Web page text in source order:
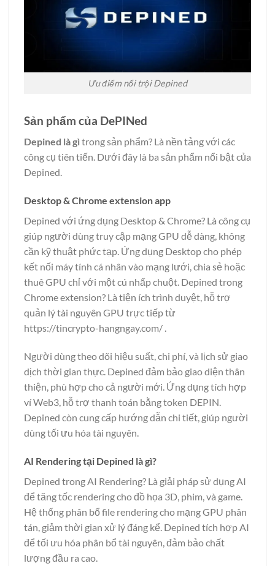
Ưu điểm nổi trội Depined
Sản phẩm của DePINed
Depined là gì trong sản phẩm? Là nền tảng với các
công cụ tiên tiến. Dưới đây là ba sản phẩm nổi bật của
Depined.
Desktop & Chrome extension app
Depined với ứng dụng Desktop & Chrome? Là công cụ
giúp người dùng truy cập mạng GPU dễ dàng, không
cần kỹ thuật phức tạp. Ứng dụng Desktop cho phép
kết nối máy tính cá nhân vào mạng lưới, chia sẻ hoặc
thuê GPU chỉ với một cú nhấp chuột. Depined trong
Chrome extension? Là tiện ích trình duyệt, hỗ trợ
quản lý tài nguyên GPU trực tiếp từ
https://tincrypto-hangngay.com/ .
Người dùng theo dõi hiệu suất, chi phí, và lịch sử giao
dịch thời gian thực. Depined đảm bảo giao diện thân
thiện, phù hợp cho cả người mới. Ứng dụng tích hợp
ví Web3, hỗ trợ thanh toán bằng token DEPIN.
Depined còn cung cấp hướng dẫn chi tiết, giúp người
dùng tối ưu hóa tài nguyên.
AI Rendering tại Depined là gì?
Depined trong AI Rendering? Là giải pháp sử dụng AI
để tăng tốc rendering cho đồ họa 3D, phim, và game.
Hệ thống phân bổ file rendering cho mạng GPU phân
tán, giảm thời gian xử lý đáng kể. Depined tích hợp AI
để tối ưu hóa phân bổ tài nguyên, đảm bảo chất
lượng đầu ra cao.